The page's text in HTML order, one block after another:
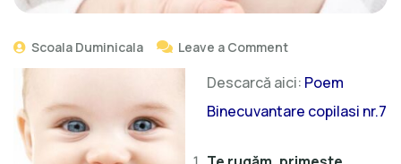
Scoala Duminicala Leave a Comment
Descarcă aici: Poem
Binecuvantare copilasi nr.7